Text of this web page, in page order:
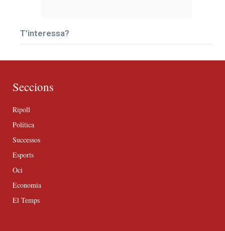
T’interessa?
Seccions
Ripoll
Política
Successos
Esports
Oci
Economia
El Temps